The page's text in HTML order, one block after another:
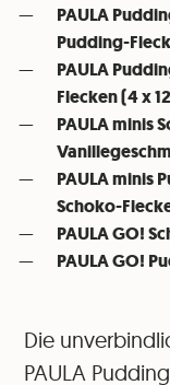
PAULA
Pudding-
PAULA
Flecken (4 x
PAULA minis
PAULA minis
Schoko-
PAULA GO!
PAULA GO!
Die
PAULA